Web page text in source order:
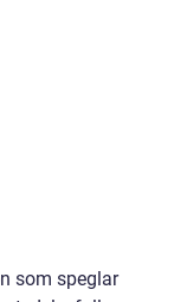
som speglar